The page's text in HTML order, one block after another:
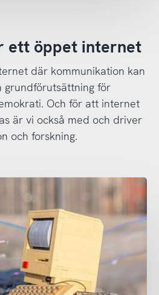
ett öppet internet
där kommunikation kan
grundförutsättning för
Och för att internet
är vi också med och driver
och forskning.